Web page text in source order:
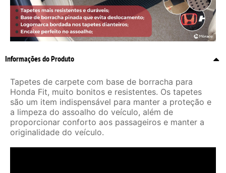
Informações do Produto
Tapetes de carpete com base de borracha para
Honda Fit, muito bonitos e resistentes. Os tapetes
são um item indispensável para manter a proteção e
a limpeza do assoalho do veículo, além de
proporcionar conforto aos passageiros e manter a
originalidade do veículo.